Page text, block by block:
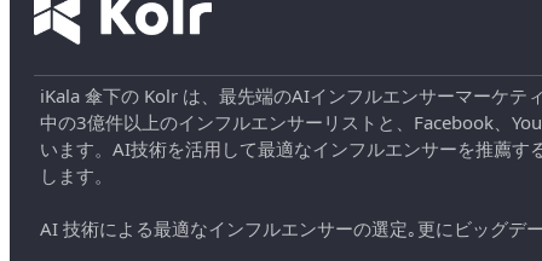
iKala 傘下の Kolr は、最先端のAIインフルエンサーマーケ
中の3億件以上のインフルエンサーリストと、Facebook、
います。AI技術を活用して最適なインフルエンサーを推薦
します。
AI 技術による最適なインフルエンサーの選定｡更にビッグデ